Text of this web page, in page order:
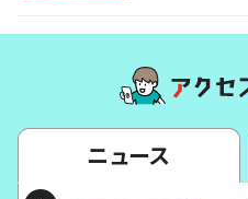
ニュース